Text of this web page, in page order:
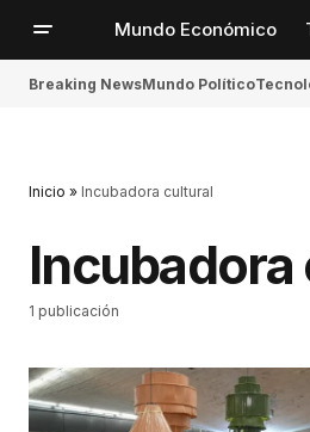
Mundo Económico
Breaking NewsMundo Político
Inicio » Incubadora cultural
1 publicación